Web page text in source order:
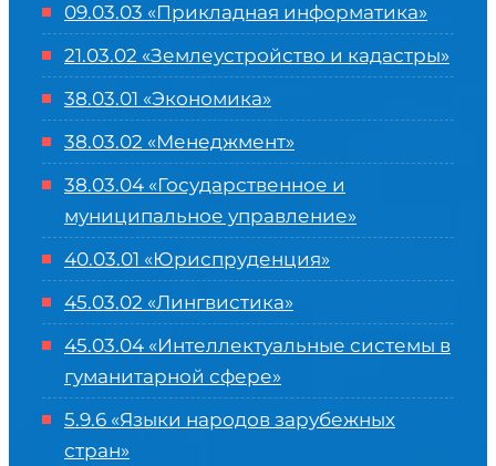
09.03.03 «Прикладная информатика»
21.03.02 «Землеустройство и кадастры»
38.03.01 «Экономика»
38.03.02 «Менеджмент»
38.03.04 «Государственное и
муниципальное управление»
40.03.01 «Юриспруденция»
45.03.02 «Лингвистика»
45.03.04 «Интеллектуальные системы в
гуманитарной сфере»
5.9.6 «Языки народов зарубежных
стран»